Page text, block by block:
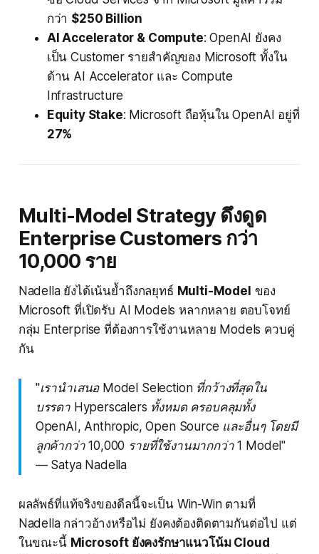
กว่า $250 Billion
AI Accelerator & Compute: OpenAI ยังคง
เป็น Customer รายสำคัญของ Microsoft ทั้งใน
ด้าน AI Accelerator และ Compute
Infrastructure
Equity Stake: Microsoft ถือหุ้นใน OpenAI อยู่ที่
27%
Multi-Model Strategy ดึงดูด
Enterprise Customers กว่า
10,000 ราย
Nadella ยังได้เน้นย้ำถึงกลยุทธ์ Multi-Model ของ
Microsoft ที่เปิดรับ AI Models หลากหลาย ตอบโจทย์
กลุ่ม Enterprise ที่ต้องการใช้งานหลาย Models ควบคู่
กัน
"เรานำเสนอ Model Selection ที่กว้างที่สุดใน
บรรดา Hyperscalers ทั้งหมด ครอบคลุมทั้ง
OpenAI, Anthropic, Open Source และอื่นๆ โดยมี
ลูกค้ากว่า 10,000 รายที่ใช้งานมากกว่า 1 Model"
— Satya Nadella
ผลลัพธ์ที่แท้จริงของดีลนี้จะเป็น Win-Win ตามที่
Nadella กล่าวอ้างหรือไม่ ยังคงต้องติดตามกันต่อไป แต่
ในขณะนี้ Microsoft ยังคงรักษาแนวโน้ม Cloud